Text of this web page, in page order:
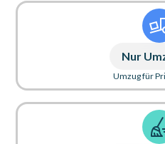
Nur
Umzug für